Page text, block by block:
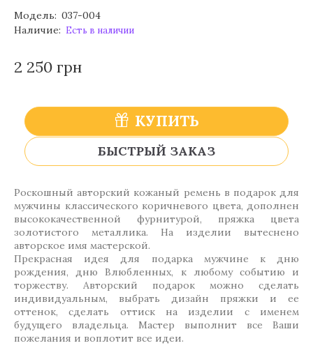
Модель: 037-004
Наличие: Есть в наличии
2 250 грн
КУПИТЬ
БЫСТРЫЙ ЗАКАЗ
Роскошный авторский кожаный ремень в подарок для
мужчины классического коричневого цвета, дополнен
высококачественной фурнитурой, пряжка цвета
золотистого металлика. На изделии вытеснено
авторское имя мастерской.
Прекрасная идея для подарка мужчине к дню
рождения, дню Влюбленных, к любому событию и
торжеству. Авторский подарок можно сделать
индивидуальным, выбрать дизайн пряжки и ее
оттенок, сделать оттиск на изделии с именем
будущего владельца. Мастер выполнит все Ваши
пожелания и воплотит все идеи.